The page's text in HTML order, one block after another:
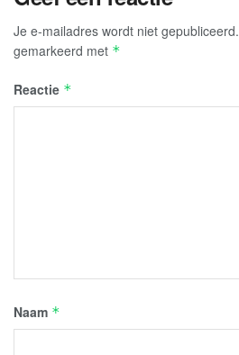
Je e-mailadres wordt niet gepubliceerd.
gemarkeerd met *
Reactie *
Naam *